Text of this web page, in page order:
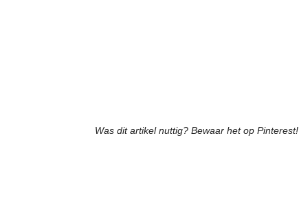
Was dit artikel nuttig? Bewaar het op Pinterest!